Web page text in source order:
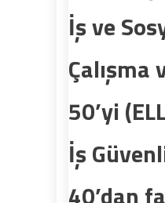
İş ve
Çalışma
50’yi
İş
40’dan